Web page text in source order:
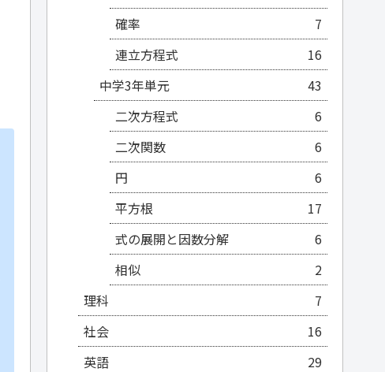
確率
7
連立方程式
16
中学3年単元
43
二次方程式
6
二次関数
6
円
6
平方根
17
式の展開と因数分解
6
相似
2
理科
7
社会
16
英語
29